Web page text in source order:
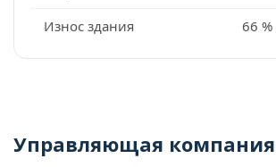
Износ здания
66 %
Управляющая компания